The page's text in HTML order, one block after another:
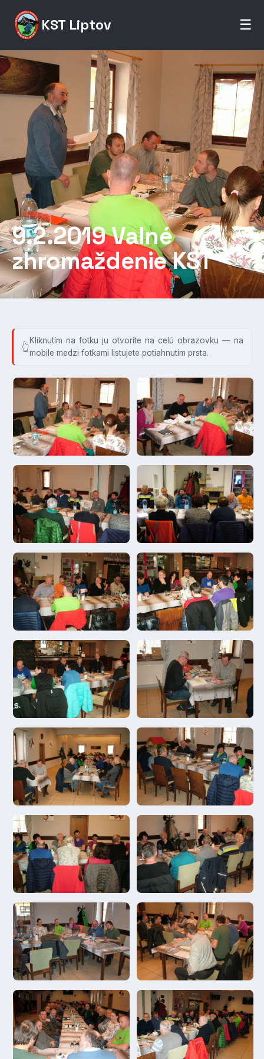
KST Liptov ☰
9.2.2019 Valné
zhromaždenie KST
Kliknutím na fotku ju otvoríte na celú obrazovku — na
mobile medzi fotkami listujete potiahnutím prsta.